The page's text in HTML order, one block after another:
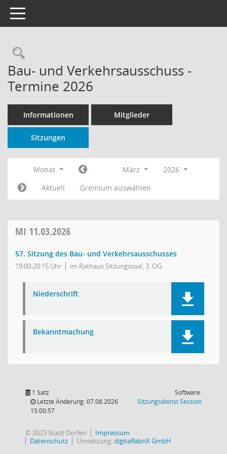
Toggle navigation
Rechercheauswahl
Bau- und Verkehrsausschuss -
Termine 2026
Informationen Mitglieder
Sitzungen
Monat März
2026
Aktuell
Gremium auswählen
MI 11.03.2026
57. Sitzung des Bau- und Verkehrsausschusses
19:00-20:15 Uhr im Rathaus Sitzungssaal, 3. OG
Niederschrift
Bekanntmachung
1 Satz
Letzte Änderung: 07.08.2026
15:00:57
Software:
SitzungsdienstSession(Wird in
© 2023 Stadt Dorfen
Impressum
Datenschutz
Umsetzung:digitalfabriX GmbH